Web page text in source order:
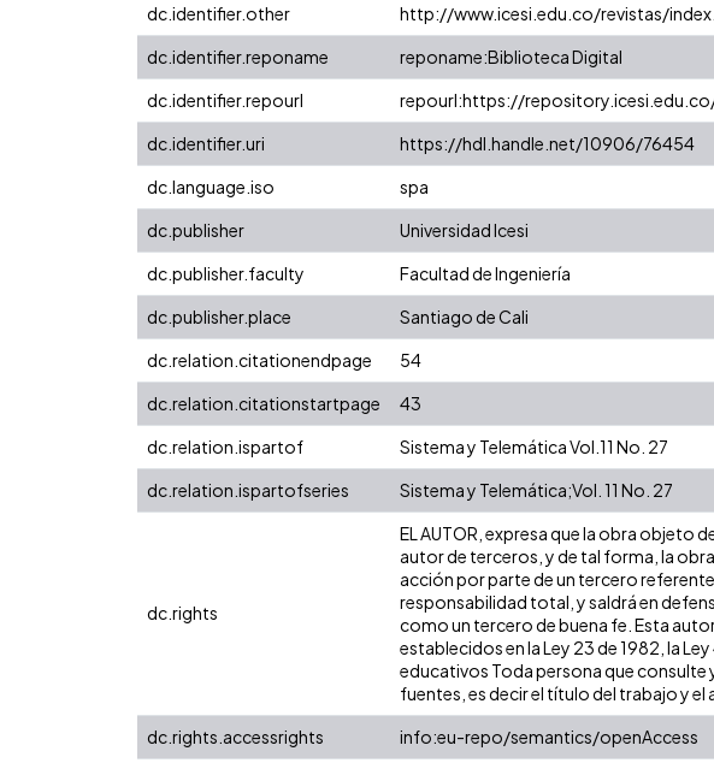
dc.identifier.other
http://www.icesi.edu.co/revistas/
dc.identifier.reponame
reponame:Biblioteca Digital
dc.identifier.repourl
repourl:https://
dc.identifier.uri
https://hdl.handle.net/10906/76454
dc.language.iso
spa
dc.publisher
Universidad Icesi
dc.publisher.faculty
Facultad de Ingeniería
dc.publisher.place
Santiago de Cali
dc.relation.citationendpage
54
dc.relation.citationstartpage
43
dc.relation.ispartof
Sistema y Telemática Vol.11 No. 27
dc.relation.ispartofseries
Sistema y Telemática;Vol. 11 No. 27
dc.rights
EL AUTOR, expresa que la obra objeto
autor de terceros, y de tal forma, la
acción por parte de un tercero
responsabilidad total, y saldrá en
como un tercero de buena fe. Esta
establecidos en la Ley 23 de 1982, la
educativos Toda persona que
fuentes, es decir el título del trabajo y el
dc.rights.accessrights info:eu-repo/semantics/openAccess